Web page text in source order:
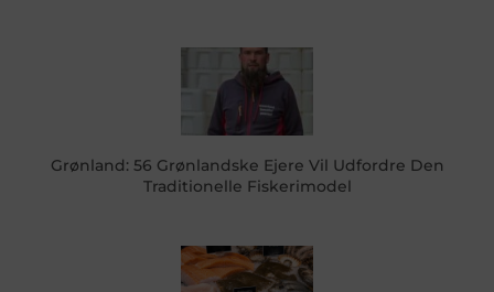
Grønland: 56 Grønlandske Ejere Vil Udfordre Den
Traditionelle Fiskerimodel